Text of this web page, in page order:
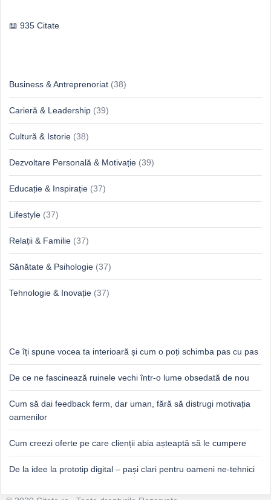
935 Citate
Business & Antreprenoriat (38)
Carieră & Leadership (39)
Cultură & Istorie (38)
Dezvoltare Personală & Motivație (39)
Educație & Inspirație (37)
Lifestyle (37)
Relații & Familie (37)
Sănătate & Psihologie (37)
Tehnologie & Inovație (37)
Ce îți spune vocea ta interioară și cum o poți schimba pas cu pas
De ce ne fascinează ruinele vechi într-o lume obsedată de nou
Cum să dai feedback ferm, dar uman, fără să distrugi motivația
oamenilor
Cum creezi oferte pe care clienții abia așteaptă să le cumpere
De la idee la prototip digital – pași clari pentru oameni ne-tehnici